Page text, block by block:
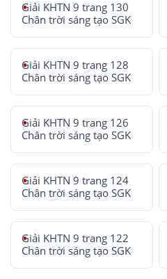
Giải KHTN 9 trang 130
Chân trời sáng tạo SGK
Giải KHTN 9 trang 128
Chân trời sáng tạo SGK
Giải KHTN 9 trang 126
Chân trời sáng tạo SGK
Giải KHTN 9 trang 124
Chân trời sáng tạo SGK
Giải KHTN 9 trang 122
Chân trời sáng tạo SGK